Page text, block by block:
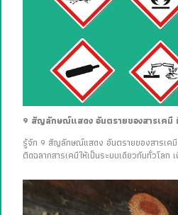
9 สัญลักษณ์แสดง อันตรายของสารเคมี
รู้จัก 9 สัญลักษณ์แสดง อันตรายของสารเคมี
ติดฉลากสารเคมีให้เป็นระบบเดียวกันทั่วโลก